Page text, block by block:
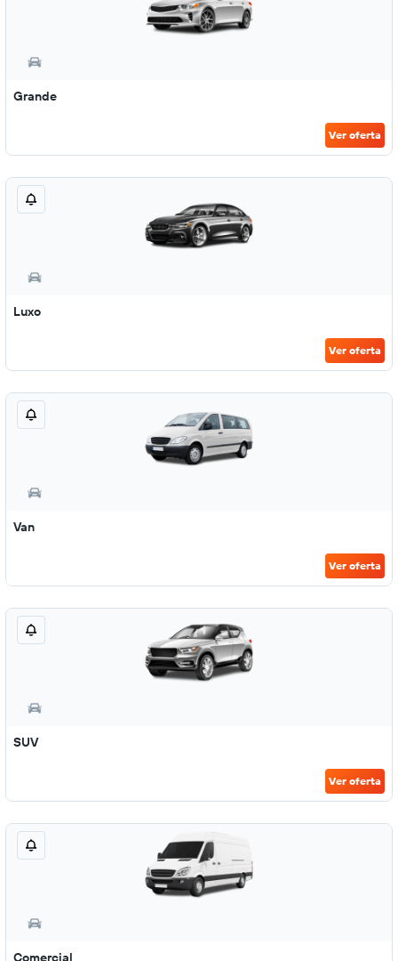
Grande
Ver oferta
Luxo
Ver oferta
Van
Ver oferta
SUV
Ver oferta
Comercial